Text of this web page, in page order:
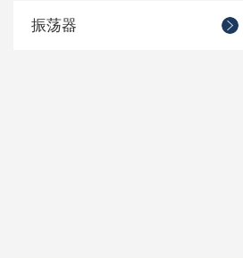
振荡器